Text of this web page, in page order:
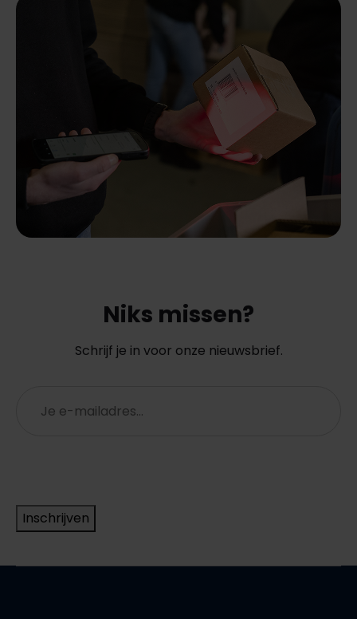
Niks missen?
Schrijf je in voor onze nieuwsbrief.
mailadres(Vereist)
Inschrijven